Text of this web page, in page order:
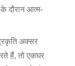
दौरान आत्म-
अक्सर
हैं, तो एकघर